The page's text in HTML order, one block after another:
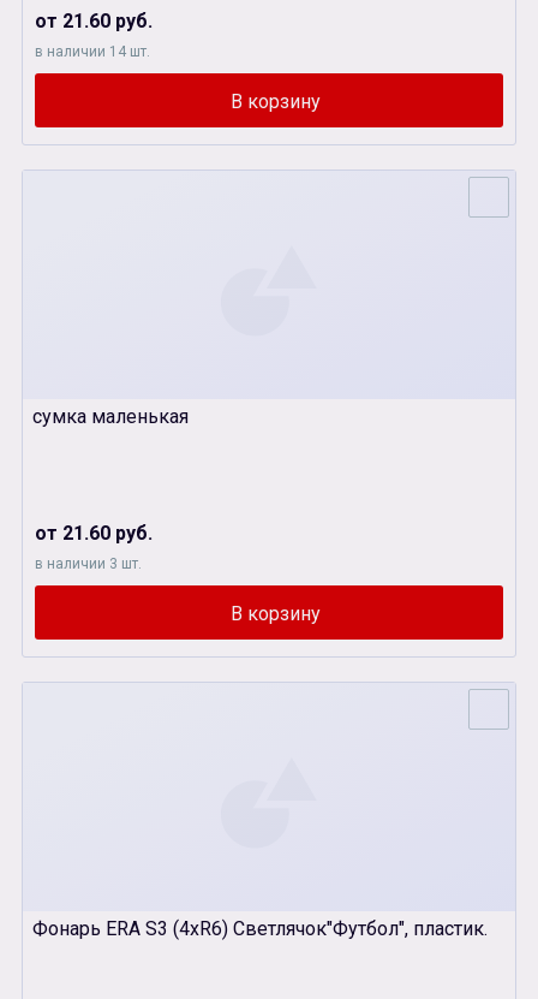
от 21.60 руб.
в наличии 14 шт.
сумка маленькая
от 21.60 руб.
в наличии 3 шт.
Фонарь ERA S3 (4xR6) Светлячок"Футбол", пластик.